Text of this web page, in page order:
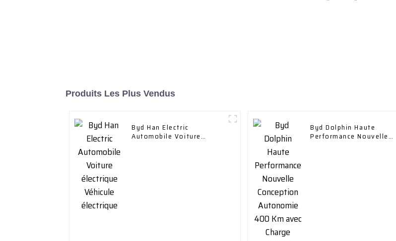
Produits Les Plus Vendus
Byd Han Electric
Automobile Voiture
Byd Dolphin Haute
Performance Nouvelle